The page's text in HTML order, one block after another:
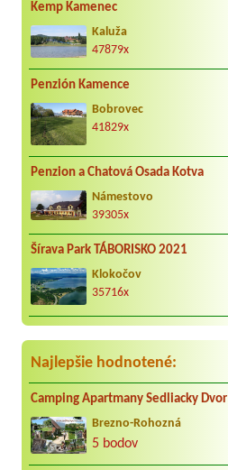
Kemp Kamenec
Kaluža
47879x
Penzión Kamence
Bobrovec
41829x
Penzion a Chatová Osada Kotva
Námestovo
39305x
Šírava Park TÁBORISKO 2021
Klokočov
35716x
Najlepšie hodnotené:
Camping Apartmany Sedliacky Dvor
Brezno-Rohozná
5 bodov